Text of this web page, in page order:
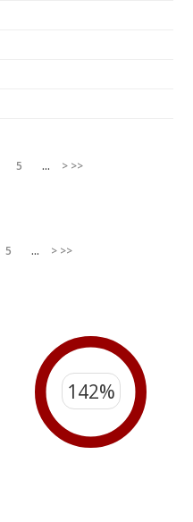
5 ... > >>
5 ... > >>